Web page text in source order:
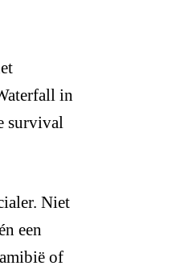
in
survival
Niet
een
of